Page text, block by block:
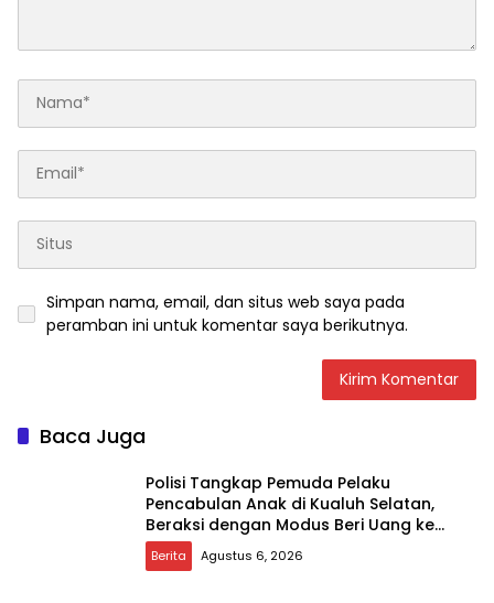
Simpan nama, email, dan situs web saya pada
peramban ini untuk komentar saya berikutnya.
Baca Juga
Polisi Tangkap Pemuda Pelaku
Pencabulan Anak di Kualuh Selatan,
Beraksi dengan Modus Beri Uang ke
Teman Korban
Berita Agustus 6, 2026